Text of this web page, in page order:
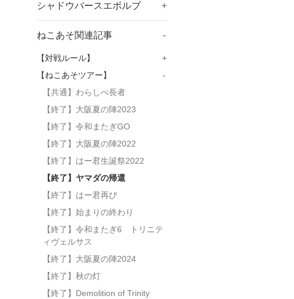
シャドウバースエボルブ
+
ねこあそ関連記事 -
【対戦ルール】
+
【ねこあそツアー】
-
【共通】わらしべ長者
【終了】大阪夏の陣2023
【終了】令和またぎGO
【終了】大阪夏の陣2022
【終了】はー君生誕祭2022
【終了】ヤマダの帰還
【終了】はー君再び
【終了】始まりの終わり
【終了】令和またぎ6 トリニテ
ィヴェルサス
【終了】大阪夏の陣2024
【終了】秋の灯
【終了】Demolition of Trinity